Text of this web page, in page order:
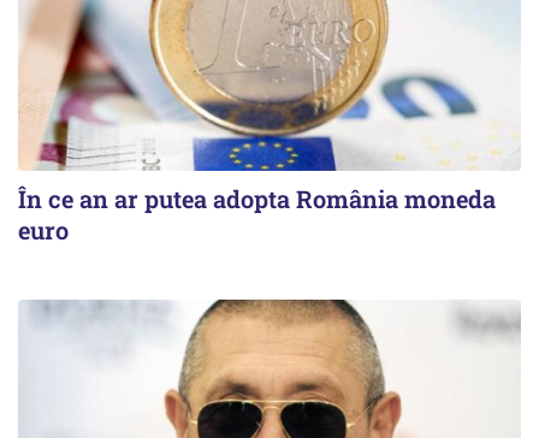
În ce an ar putea adopta România moneda
euro